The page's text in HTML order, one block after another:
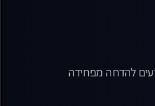
משדר הדחה שבו 7 דיירים אחרונים מגיעים להדחה מפחידה